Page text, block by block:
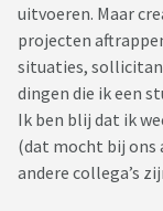
uitvoeren. Maar
projecten
situaties,
dingen die ik een
Ik ben blij dat ik
(dat mocht bij ons
andere collega’s